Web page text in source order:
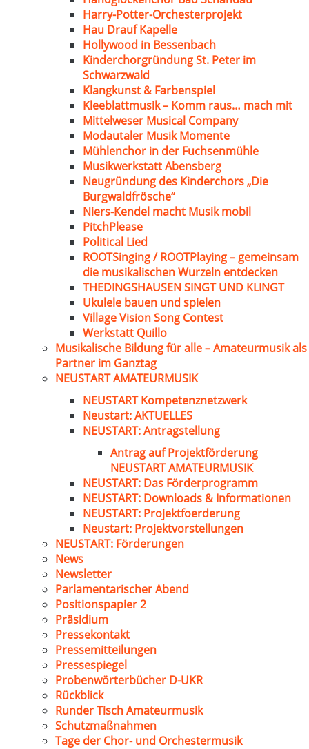
Harry-Potter-Orchesterprojekt
Hau Drauf Kapelle
Hollywood in Bessenbach
Kinderchorgründung St. Peter im
Schwarzwald
Klangkunst & Farbenspiel
Kleeblattmusik – Komm raus… mach mit
Mittelweser Musical Company
Modautaler Musik Momente
Mühlenchor in der Fuchsenmühle
Musikwerkstatt Abensberg
Neugründung des Kinderchors „Die
Burgwaldfrösche“
Niers-Kendel macht Musik mobil
PitchPlease
Political Lied
ROOTSinging / ROOTPlaying – gemeinsam
die musikalischen Wurzeln entdecken
THEDINGSHAUSEN SINGT UND KLINGT
Ukulele bauen und spielen
Village Vision Song Contest
Werkstatt Quillo
Musikalische Bildung für alle – Amateurmusik als
Partner im Ganztag
NEUSTART AMATEURMUSIK
NEUSTART Kompetenznetzwerk
Neustart: AKTUELLES
NEUSTART: Antragstellung
Antrag auf Projektförderung
NEUSTART AMATEURMUSIK
NEUSTART: Das Förderprogramm
NEUSTART: Downloads & Informationen
NEUSTART: Projektfoerderung
Neustart: Projektvorstellungen
NEUSTART: Förderungen
News
Newsletter
Parlamentarischer Abend
Positionspapier 2
Präsidium
Pressekontakt
Pressemitteilungen
Pressespiegel
Probenwörterbücher D-UKR
Rückblick
Runder Tisch Amateurmusik
Schutzmaßnahmen
Tage der Chor- und Orchestermusik